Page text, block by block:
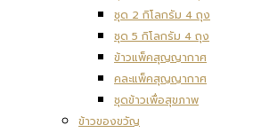
ชุด 2 กิโลกรัม 4 ถุง
ชุด 5 กิโลกรัม 4 ถุง
ข้าวแพ็คสุญญากาศ
คละแพ็คสุญญากาศ
ชุดข้าวเพื่อสุขภาพ
ข้าวของขวัญ